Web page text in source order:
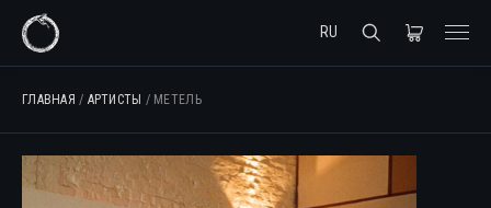
RU
ГЛАВНАЯ / АРТИСТЫ / МЕТЕЛЬ